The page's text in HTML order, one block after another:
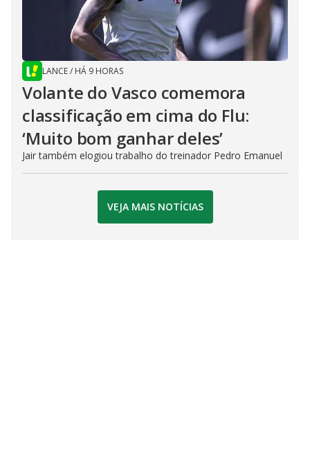
LANCE/ HÁ 9 HORAS
Volante do Vasco comemora
classificação em cima do Flu:
‘Muito bom ganhar deles’
Jair também elogiou trabalho do treinador Pedro Emanuel
VEJA MAIS NOTÍCIAS